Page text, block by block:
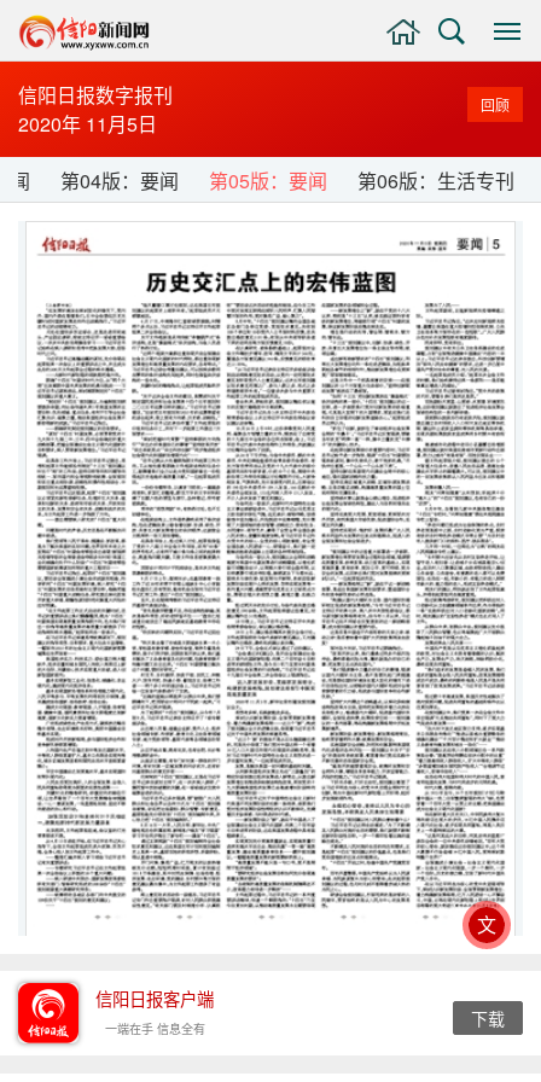
显
示
与
隐
侧
边
栏
搜
索
主
页
信阳日报数字报刊
2020年 11月5日
回顾
闻 第04版：要闻 第05版：要闻 第06版：生活专刊
信阳日报客户端
一端在手 信息全有 下载
文